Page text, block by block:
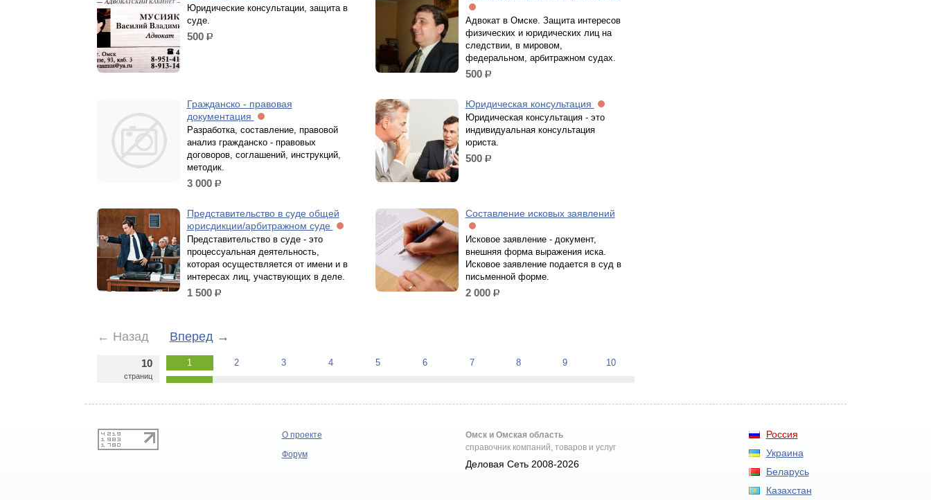
Юридические консультации, защита в
суде.
500 р.
Адвокат в Омске. Защита интересов
физических и юридических лиц на
следствии, в мировом,
федеральном, арбитражном судах.
500 р.
Гражданско - правовая
документация
Разработка, составление, правовой
анализ гражданско - правовых
договоров, соглашений, инструкций,
методик.
3 000 р.
Юридическая консультация
Юридическая консультация - это
индивидуальная консультация
юриста.
500 р.
Представительство в суде общей
юрисдикции/арбитражном суде
Представительство в суде - это
процессуальная деятельность,
которая осуществляется от имени и в
интересах лиц, участвующих в деле.
1 500 р.
Составление исковых заявлений
Исковое заявление - документ,
внешняя форма выражения иска.
Исковое заявление подается в суд в
письменной форме.
2 000 р.
← Назад Вперед→
10
страниц
1 2 3 4 5 6 7 8 9 10
Россия
Украина
Беларусь
Казахстан
О проекте
Форум
Омск и Омская область
справочник компаний, товаров и услуг
Деловая Сеть 2008-2026